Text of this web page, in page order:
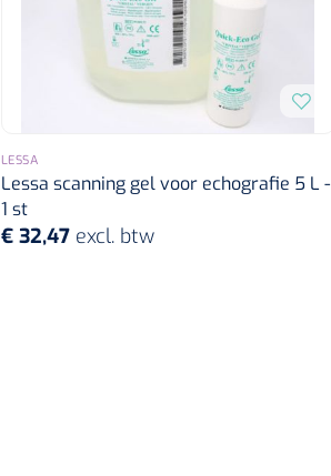
LESSA
Lessa scanning gel voor echografie 5 L -
1 st
€ 32,47 excl. btw